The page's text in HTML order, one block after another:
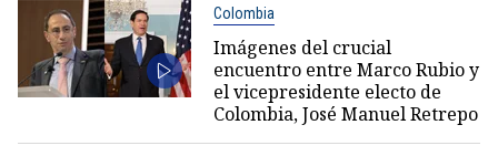
Colombia
Imágenes del crucial
encuentro entre Marco Rubio y
el vicepresidente electo de
Colombia, José Manuel Retrepo